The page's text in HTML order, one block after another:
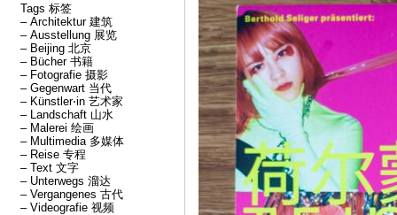
Tags 标签
– Architektur 建筑
– Ausstellung 展览
– Beijing 北京
– Bücher 书籍
– Fotografie 摄影
– Gegenwart 当代
– Künstler⋅in 艺术家
– Landschaft 山水
– Malerei 绘画
– Multimedia 多媒体
– Reise 专程
– Text 文字
– Unterwegs 溜达
– Vergangenes 古代
– Videografie 视频